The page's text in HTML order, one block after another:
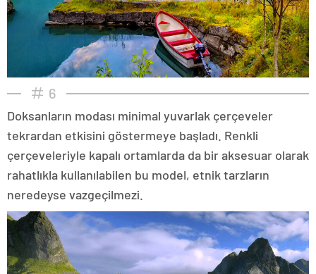
6
Doksanların modası minimal yuvarlak çerçeveler
tekrardan etkisini göstermeye başladı. Renkli
çerçeveleriyle kapalı ortamlarda da bir aksesuar olarak
rahatlıkla kullanılabilen bu model, etnik tarzların
neredeyse vazgeçilmezi.